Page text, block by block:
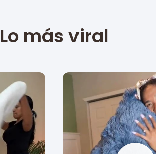
Lo más viral